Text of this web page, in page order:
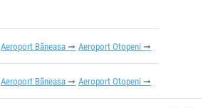
Aeroport Băneasa Aeroport Otopeni
Aeroport Băneasa Aeroport Otopeni